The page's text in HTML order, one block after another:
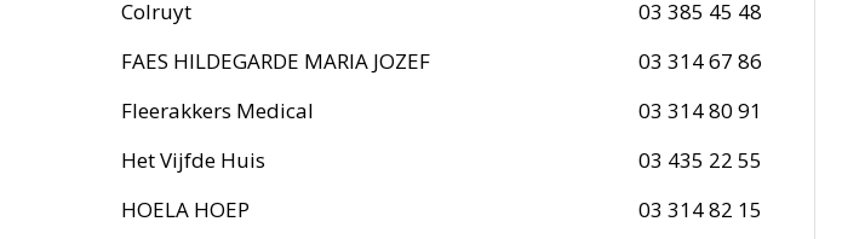
Colruyt
03 385 45 48
FAES HILDEGARDE MARIA JOZEF
03 314 67 86
Fleerakkers Medical
03 314 80 91
Het Vijfde Huis
03 435 22 55
HOELA HOEP
03 314 82 15